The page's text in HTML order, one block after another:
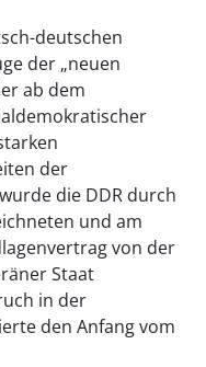
deutschen
der „neuen
ab dem
der
die DDR durch
und am
von der
Staat
in der
den Anfang vom